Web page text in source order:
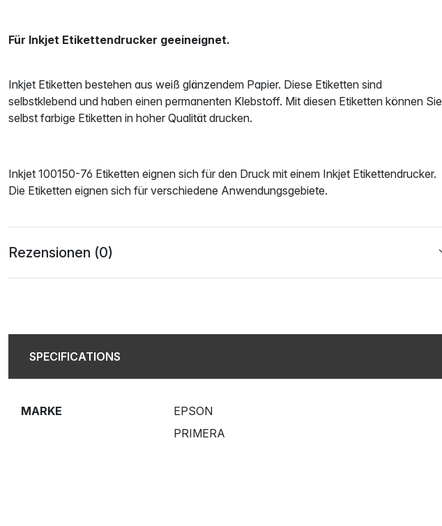
Für Inkjet Etikettendrucker geeineignet.
Inkjet Etiketten bestehen aus weiß glänzendem Papier. Diese Etiketten sind
selbstklebend und haben einen permanenten Klebstoff. Mit diesen Etiketten können Sie
selbst farbige Etiketten in hoher Qualität drucken.
Inkjet 100150-76 Etiketten eignen sich für den Druck mit einem Inkjet Etikettendrucker.
Die Etiketten eignen sich für verschiedene Anwendungsgebiete.
Rezensionen (0)
SPECIFICATIONS
MARKE
EPSON
PRIMERA